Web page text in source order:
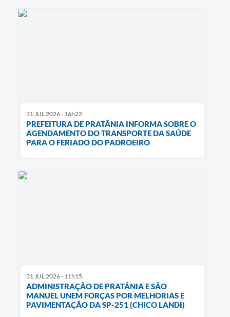
31 JUL 2026 - 16h22
PREFEITURA DE PRATÂNIA INFORMA SOBRE O
AGENDAMENTO DO TRANSPORTE DA SAÚDE
PARA O FERIADO DO PADROEIRO
31 JUL 2026 - 11h15
ADMINISTRAÇÃO DE PRATÂNIA E SÂO
MANUEL UNEM FORÇAS POR MELHORIAS E
PAVIMENTAÇÃO DA SP-251 (CHICO LANDI)